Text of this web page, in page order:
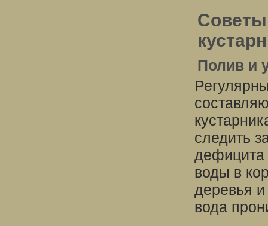
Советы
Полив и
следить
дефицита
воды в
деревья
вода